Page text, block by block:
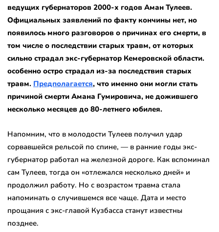
ведущих губернаторов 2000-х годов Аман Тулеев.
Официальных заявлений по факту кончины нет, но
появилось много разговоров о причинах его смерти, в
том числе о последствии старых травм, от которых
сильно страдал экс-губернатор Кемеровской области.
особенно остро страдал из-за последствия старых
травм. Предполагается, что именно они могли стать
причиной смерти Амана Гумировича, не дожившего
несколько месяцев до 80-летнего юбилея.
Напомним, что в молодости Тулеев получил удар
сорвавшейся рельсой по спине, — в ранние годы экс-
губернатор работал на железной дороге. Как вспоминал
сам Тулеев, тогда он «отлежался несколько дней» и
продолжил работу. Но с возрастом травма стала
напоминать о случившемся все чаще. Дата и место
прощания с экс-главой Кузбасса станут известны
позднее.